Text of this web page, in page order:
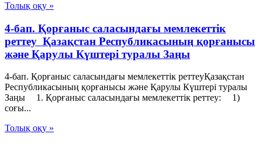
Толық оқу »
4-бап. Қорғаныс саласындағы мемлекеттік
реттеу Қазақстан Республикасының қорғанысы
және Қарулы Күштері туралы Заңы
4-бап. Қорғаныс саласындағы мемлекеттік реттеуҚазақстан
Республикасының қорғанысы және Қарулы Күштері туралы
Заңы 1. Қорғаныс саласындағы мемлекеттік реттеу: 1)
соғы...
Толық оқу »